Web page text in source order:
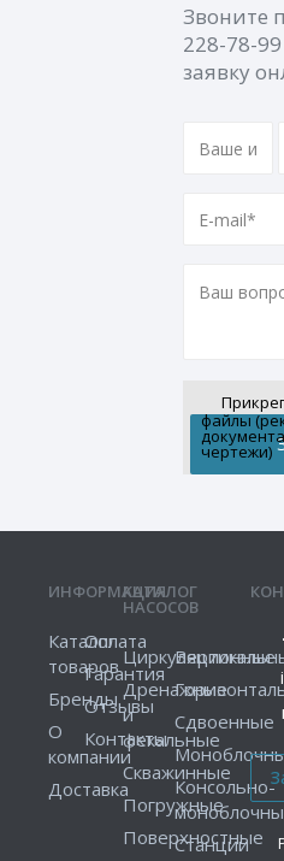
Звоните
228-78-99
заявку
файлы
чертежи)
ИНФОРМАЦИЯ
Каталог
товаров
Бренды
О
компании
Доставка
Оплата
Гарантия
Отзывы
Контакты
КАТАЛОГ
НАСОСОВ
Циркуляционные
Дренажные
и
фекальные
Скважинные
Погружные
Поверхностные
Сдвоенные
Консольно-
Станции